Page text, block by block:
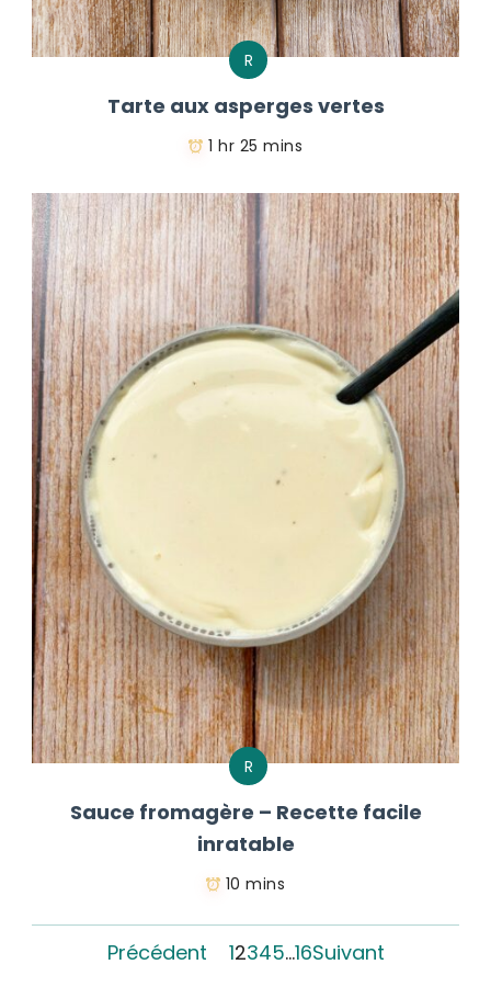
R
Tarte aux asperges vertes
1 hr 25 mins
R
Sauce fromagère – Recette facile
inratable
10 mins
Précédent 12345…16Suivant